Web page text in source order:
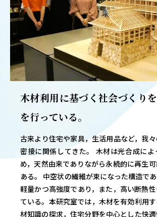
ABOUT
学部概要
ACADEMICS
木材利用に基づく社会づくり
を行っている。
古来より住宅や家具，生活用品など，我
密接に関係してきた。 木材は光合成によ
め，天然由来でありながら永続的に再生
ある。 中空状の繊維が束になった構造で
軽量かつ高強度であり，また，高い断熱
ている。本研究室では，木材を有効利用
材知識の探求，住宅分野を中心とした快